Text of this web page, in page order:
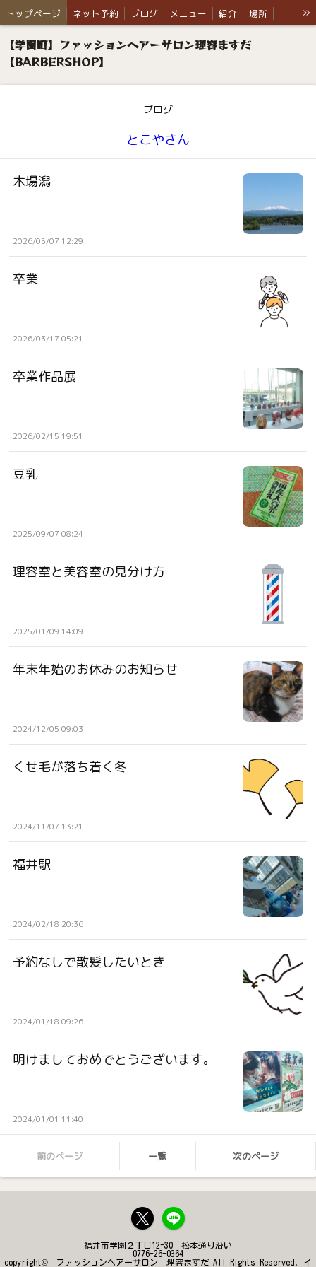
トップページ ネット予約 ブログ メニュー 紹介
場所
ウイルス対策
お知らせ ご依頼例 Q & A ふくちゃんの部屋
»
【学園町】ファッションヘアーサロン理容ますだ
【BARBERSHOP】
ブログ
とこやさん
木場潟
2026/05/07 12:29
卒業
2026/03/17 05:21
卒業作品展
2026/02/15 19:51
豆乳
2025/09/07 08:24
理容室と美容室の見分け方
2025/01/09 14:09
年末年始のお休みのお知らせ
2024/12/05 09:03
くせ毛が落ち着く冬
2024/11/07 13:21
福井駅
2024/02/18 20:36
予約なしで散髪したいとき
2024/01/18 09:26
明けましておめでとうございます。
2024/01/01 11:40
前のページ 一覧 次のページ
福井市学園２丁目12-30 松本通り沿い
0776-26-0364
copyright© ファッションヘアーサロン 理容ますだ All Rights Reserved. イ